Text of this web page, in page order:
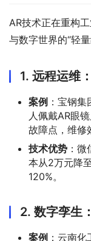
AR技术正在重构
与数字世界的“轻量
1. 远程运维
案例 ：宝钢
人佩戴AR眼
故障点，维修
技术优势 ：
本从2万元降
120%。
2. 数字孪生
案例 ：云南